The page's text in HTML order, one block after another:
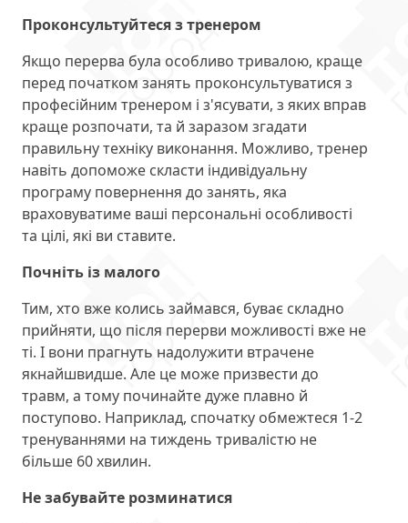
Проконсультуйтеся з тренером
Якщо перерва була особливо тривалою, краще
перед початком занять проконсультуватися з
професійним тренером і з'ясувати, з яких вправ
краще розпочати, та й заразом згадати
правильну техніку виконання. Можливо, тренер
навіть допоможе скласти індивідуальну
програму повернення до занять, яка
враховуватиме ваші персональні особливості
та цілі, які ви ставите.
Почніть із малого
Тим, хто вже колись займався, буває складно
прийняти, що після перерви можливості вже не
ті. І вони прагнуть надолужити втрачене
якнайшвидше. Але це може призвести до
травм, а тому починайте дуже плавно й
поступово. Наприклад, спочатку обмежтеся 1-2
тренуваннями на тиждень тривалістю не
більше 60 хвилин.
Не забувайте розминатися